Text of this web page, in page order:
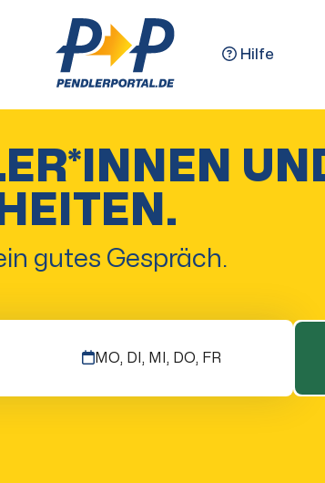
Hilfe
gutes Gespräch.
MO, DI, MI, DO, FR